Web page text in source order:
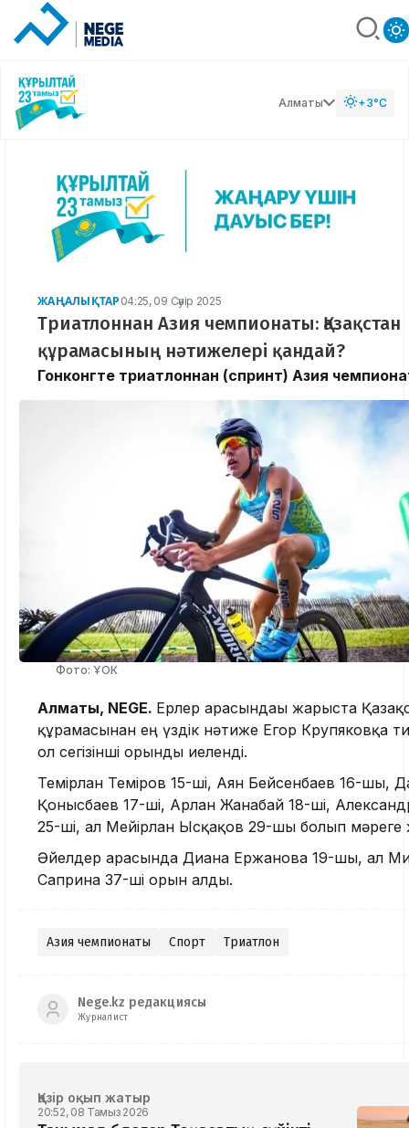
Алматы +3°C
ЖАҢАЛЫҚТАР 04:25, 09 Сәуір 2025
Триатлоннан Азия чемпионаты: Қазақстан
құрамасының нәтижелері қандай?
Гонконгте триатлоннан (спринт) Азия
Фото: ҰОК
Алматы, NEGE. Ерлер арасындағы жарыста
құрамасынан ең үздік нәтиже Егор Крупяковқа
ол сегізінші орынды иеленді.
Темірлан Теміров 15-ші, Аян Бейсенбаев 16-шы,
Қонысбаев 17-ші, Арлан Жанабай 18-ші,
25-ші, ал Мейірлан Ысқақов 29-шы болып мәреге
Әйелдер арасында Диана Ержанова 19-шы, ал
Саприна 37-ші орын алды.
Азия чемпионаты Спорт Триатлон
Nege.kz редакциясы
Журналист
Қазір оқып жатыр
20:52, 08 Тамыз 2026